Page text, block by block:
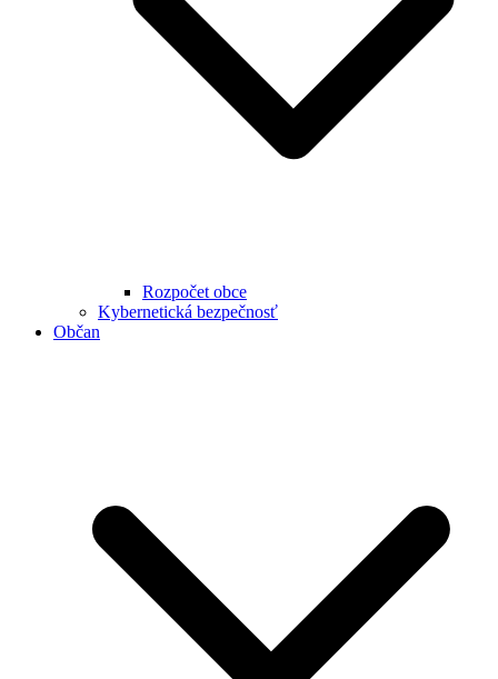
Rozpočet obce
Kybernetická bezpečnosť
Občan